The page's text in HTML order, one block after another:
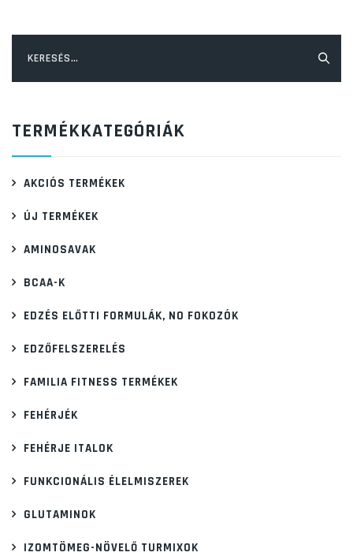
TERMÉKKATEGÓRIÁK
AKCIÓS TERMÉKEK
ÚJ TERMÉKEK
AMINOSAVAK
BCAA-K
EDZÉS ELŐTTI FORMULÁK, NO FOKOZÓK
EDZŐFELSZERELÉS
FAMILIA FITNESS TERMÉKEK
FEHÉRJÉK
FEHÉRJE ITALOK
FUNKCIONÁLIS ÉLELMISZEREK
GLUTAMINOK
IZOMTÖMEG-NÖVELŐ TURMIXOK